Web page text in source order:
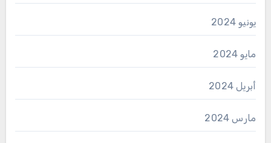
يونيو 2024
مايو 2024
أبريل 2024
مارس 2024